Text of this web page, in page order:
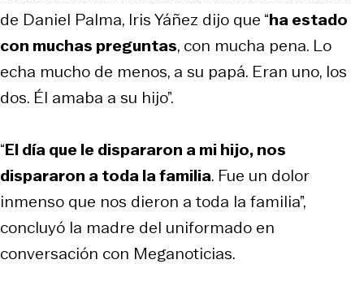
de Daniel Palma, Iris Yáñez dijo que “ha estado
con muchas preguntas, con mucha pena. Lo
echa mucho de menos, a su papá. Eran uno, los
dos. Él amaba a su hijo”.
“El día que le dispararon a mi hijo, nos
dispararon a toda la familia. Fue un dolor
inmenso que nos dieron a toda la familia”,
concluyó la madre del uniformado en
conversación con Meganoticias.